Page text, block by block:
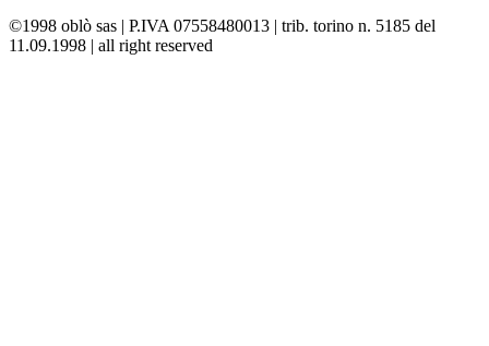
©1998 oblò sas | P.IVA 07558480013 | trib. torino n. 5185 del
11.09.1998 | all right reserved